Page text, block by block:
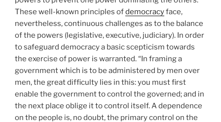
These well-known principles ofdemocracyface,
nevertheless, continuous challenges as to the balance
of the powers (legislative, executive, judiciary). In order
to safeguard democracy a basic scepticism towards
the exercise of power is warranted. “In framing a
government which is to be administered by men over
men, the great difficulty lies in this: you must first
enable the government to control the governed; and in
the next place oblige it to control itself. A dependence
on the people is, no doubt, the primary control on the